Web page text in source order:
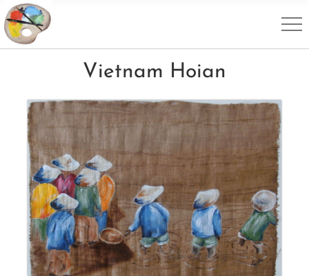
Vietnam Hoian